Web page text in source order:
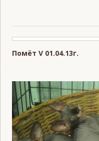
1177
Помёт V 01.04.13г.